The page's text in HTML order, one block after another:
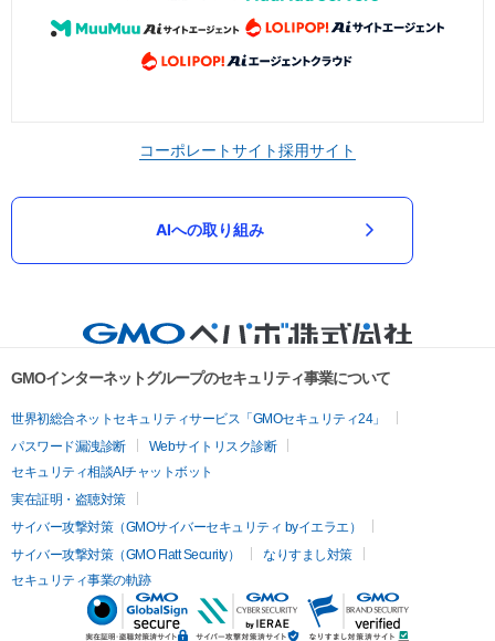
コーポレートサイト採用サイト
AIへの取り組み
GMOインターネットグループのセキュリティ事業について
世界初総合ネットセキュリティサービス「GMOセキュリティ24」
パスワード漏洩診断
Webサイトリスク診断
セキュリティ相談AIチャットボット
実在証明・盗聴対策
サイバー攻撃対策（GMOサイバーセキュリティ byイエラエ）
サイバー攻撃対策（GMO Flatt Security）
なりすまし対策
セキュリティ事業の軌跡